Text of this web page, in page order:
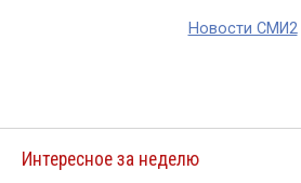
Новости СМИ2
Интересное за неделю